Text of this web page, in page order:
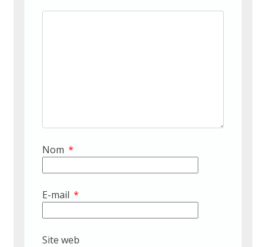
Nom *
E-mail *
Site web